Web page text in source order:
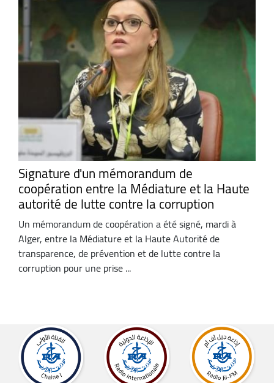
Signature d'un mémorandum de
coopération entre la Médiature et la Haute
autorité de lutte contre la corruption
Un mémorandum de coopération a été signé, mardi à
Alger, entre la Médiature et la Haute Autorité de
transparence, de prévention et de lutte contre la
corruption pour une prise ...